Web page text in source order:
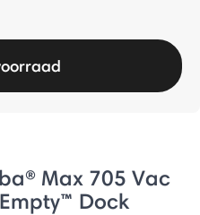
Max 705 Vac
Dock